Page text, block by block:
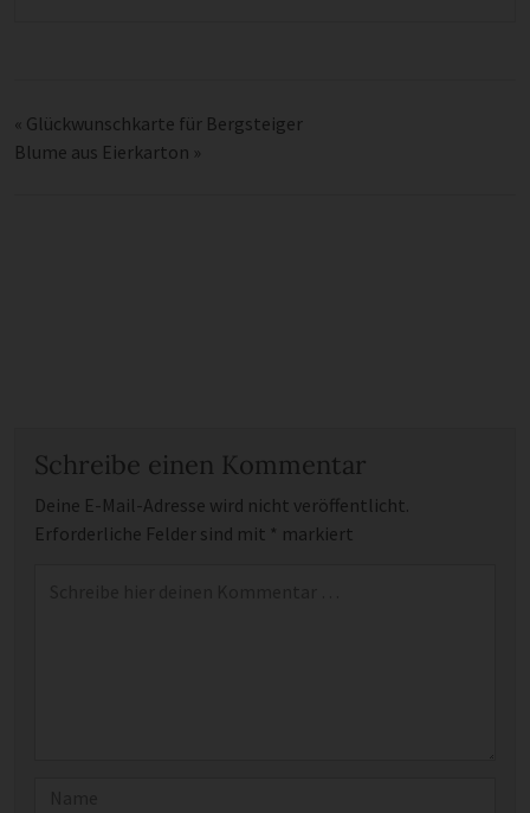
« Glückwunschkarte für Bergsteiger
Blume aus Eierkarton »
Schreibe einen Kommentar
Deine E-Mail-Adresse wird nicht veröffentlicht.
Erforderliche Felder sind mit * markiert